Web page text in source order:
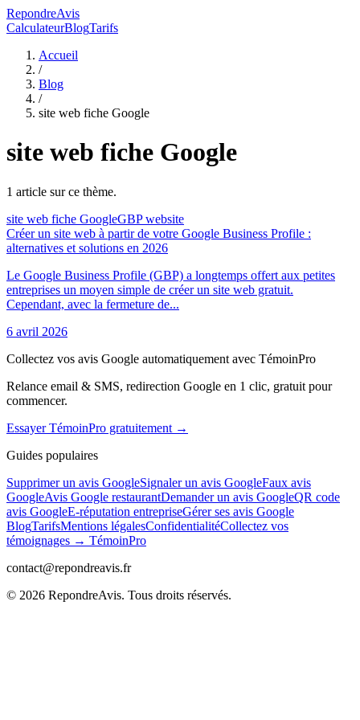
RepondreAvis
CalculateurBlogTarifs
Accueil
/
Blog
/
site web fiche Google
site web fiche Google
1 article sur ce thème.
site web fiche GoogleGBP website
Créer un site web à partir de votre Google Business Profile :
alternatives et solutions en 2026
Le Google Business Profile (GBP) a longtemps offert aux petites
entreprises un moyen simple de créer un site web gratuit.
Cependant, avec la fermeture de...
6 avril 2026
Collectez vos avis Google automatiquement avec TémoinPro
Relance email & SMS, redirection Google en 1 clic, gratuit pour
commencer.
Essayer TémoinPro gratuitement →
Guides populaires
Supprimer un avis GoogleSignaler un avis GoogleFaux avis
GoogleAvis Google restaurantDemander un avis GoogleQR code
avis GoogleE-réputation entrepriseGérer ses avis Google
BlogTarifsMentions légalesConfidentialitéCollectez vos
témoignages → TémoinPro
contact@repondreavis.fr
© 2026 RepondreAvis. Tous droits réservés.